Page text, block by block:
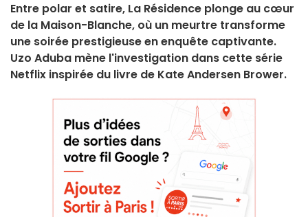
Entre polar et satire, La Résidence plonge au cœur
de la Maison-Blanche, où un meurtre transforme
une soirée prestigieuse en enquête captivante.
Uzo Aduba mène l'investigation dans cette série
Netflix inspirée du livre de Kate Andersen Brower.